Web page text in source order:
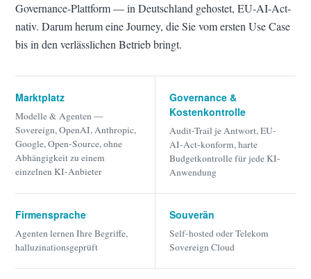
Governance-Plattform — in Deutschland gehostet, EU-AI-Act-
nativ. Darum herum eine Journey, die Sie vom ersten Use Case
bis in den verlässlichen Betrieb bringt.
Marktplatz
Modelle & Agenten —
Sovereign, OpenAI, Anthropic,
Google, Open-Source, ohne
Abhängigkeit zu einem
einzelnen KI-Anbieter
Governance &
Kostenkontrolle
Audit-Trail je Antwort, EU-
AI-Act-konform, harte
Budgetkontrolle für jede KI-
Anwendung
Firmensprache
Agenten lernen Ihre Begriffe,
halluzinationsgeprüft
Souverän
Self-hosted oder Telekom
Sovereign Cloud